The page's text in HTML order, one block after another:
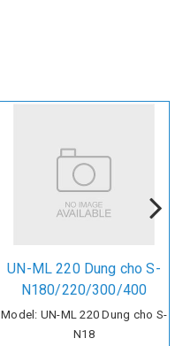
UN-ML 220 Dung cho S-
N180/220/300/400
Model: UN-ML 220 Dung cho S-
N18